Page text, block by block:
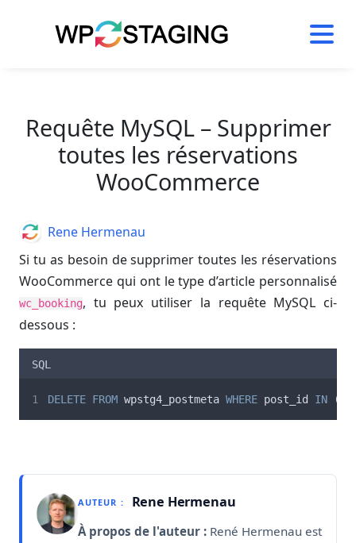
Requête MySQL – Supprimer
toutes les réservations
WooCommerce
Si tu as besoin de supprimer toutes les réservations
WooCommerce qui ont le type d’article personnalisé
wc_booking, tu peux utiliser la requête MySQL ci-
dessous :
SQL
DELETE FROM wpstg4_postmeta WHERE post_id IN (
AUTEUR : Rene Hermenau
À propos de l'auteur : René Hermenau est
AuthorRene Hermenau